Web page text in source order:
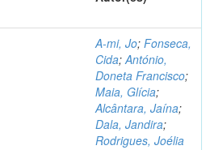
A-mi, Jo; Fonseca,
Cida;António,
Doneta Francisco;
Maia, Glícia;
Alcântara, Jaína;
Dala, Jandira;
Rodrigues, Joélia